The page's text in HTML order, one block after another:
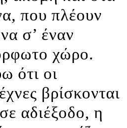
που πλέουν
σ’ έναν
χώρο.
ότι οι
βρίσκονται
αδιέξοδο, η